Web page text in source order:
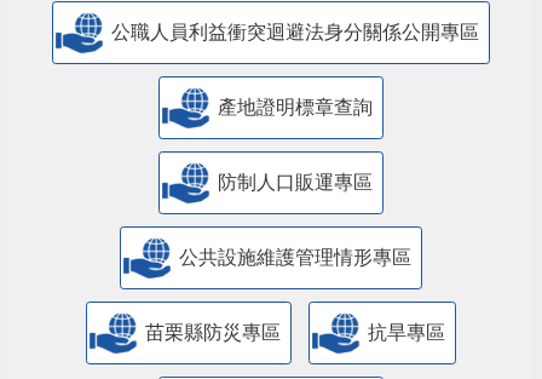
公職人員利益衝突迴避法身分關係公開專區
產地證明標章查詢
防制人口販運專區
​公共設施維護管理情形專區
苗栗縣防災專區 抗旱專區